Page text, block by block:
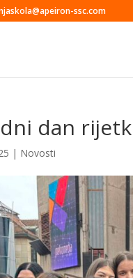
ssc.com
dan
| Novosti